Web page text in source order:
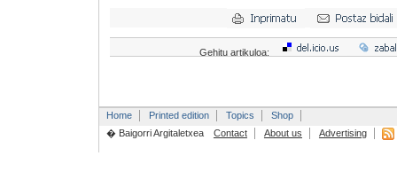
Gehitu artikuloa:
Home Printed edition Topics
Shop
� Baigorri Argitaletxea
Contact About us Advertising